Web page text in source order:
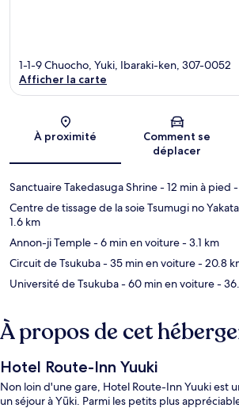
Carte
1-1-9 Chuocho, Yuki, Ibaraki-ken, 307-0052
Afficher la carte
À proximité
Comment se
déplacer
Sanctuaire Takedasuga Shrine- 12 min à pied -
Centre de tissage de la soie Tsumugi no Yakata
1.6 km
Annon-ji Temple- 6 min en voiture- 3.1 km
Circuit de Tsukuba- 35 min en voiture- 20.8
Université de Tsukuba- 60 min en voiture-
À propos de cet
Hotel Route-Inn Yuuki
Non loin d'une gare, Hotel Route-Inn Yuuki est
un séjour à Yūki. Parmi les petits plus